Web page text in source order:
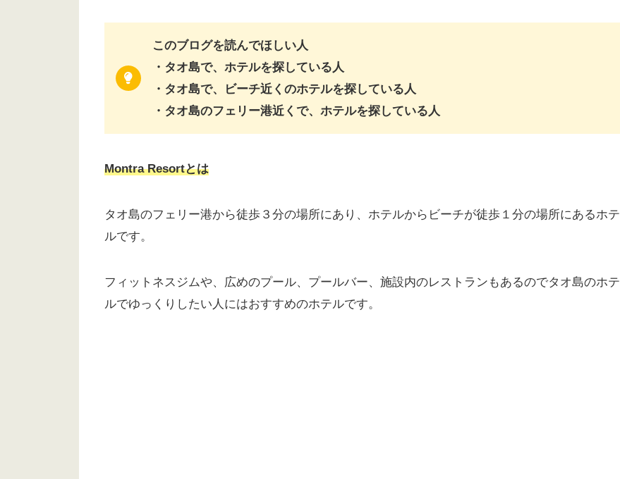
このブログを読んでほしい人
・タオ島で、ホテルを探している人
・タオ島で、ビーチ近くのホテルを探している人
・タオ島のフェリー港近くで、ホテルを探している人
Montra Resortとは
タオ島のフェリー港から徒歩３分の場所にあり、ホテルからビーチが徒歩１分の場所にあるホテ
ルです。
フィットネスジムや、広めのプール、プールバー、施設内のレストランもあるのでタオ島のホテ
ルでゆっくりしたい人にはおすすめのホテルです。